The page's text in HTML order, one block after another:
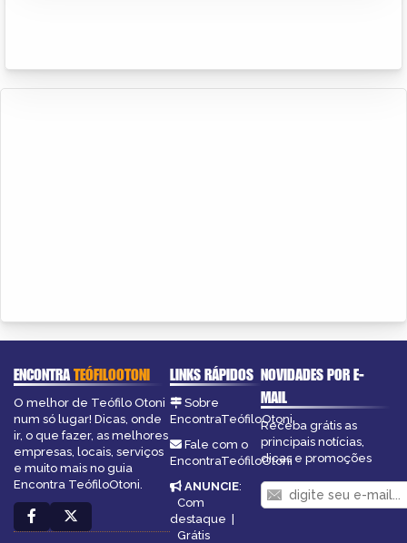
ENCONTRATEÓFILOOTONI
O melhor de Teófilo Otoni
num só lugar! Dicas, onde
ir, o que fazer, as melhores
empresas, locais, serviços
e muito mais no guia
Encontra TeófiloOtoni.
LINKS RÁPIDOS
Sobre
EncontraTeófiloOtoni
Fale com o
EncontraTeófiloOtoni
ANUNCIE:
Com
destaque |
Grátis
NOVIDADES POR E-
MAIL
Receba grátis as
principais notícias,
dicas e promoções